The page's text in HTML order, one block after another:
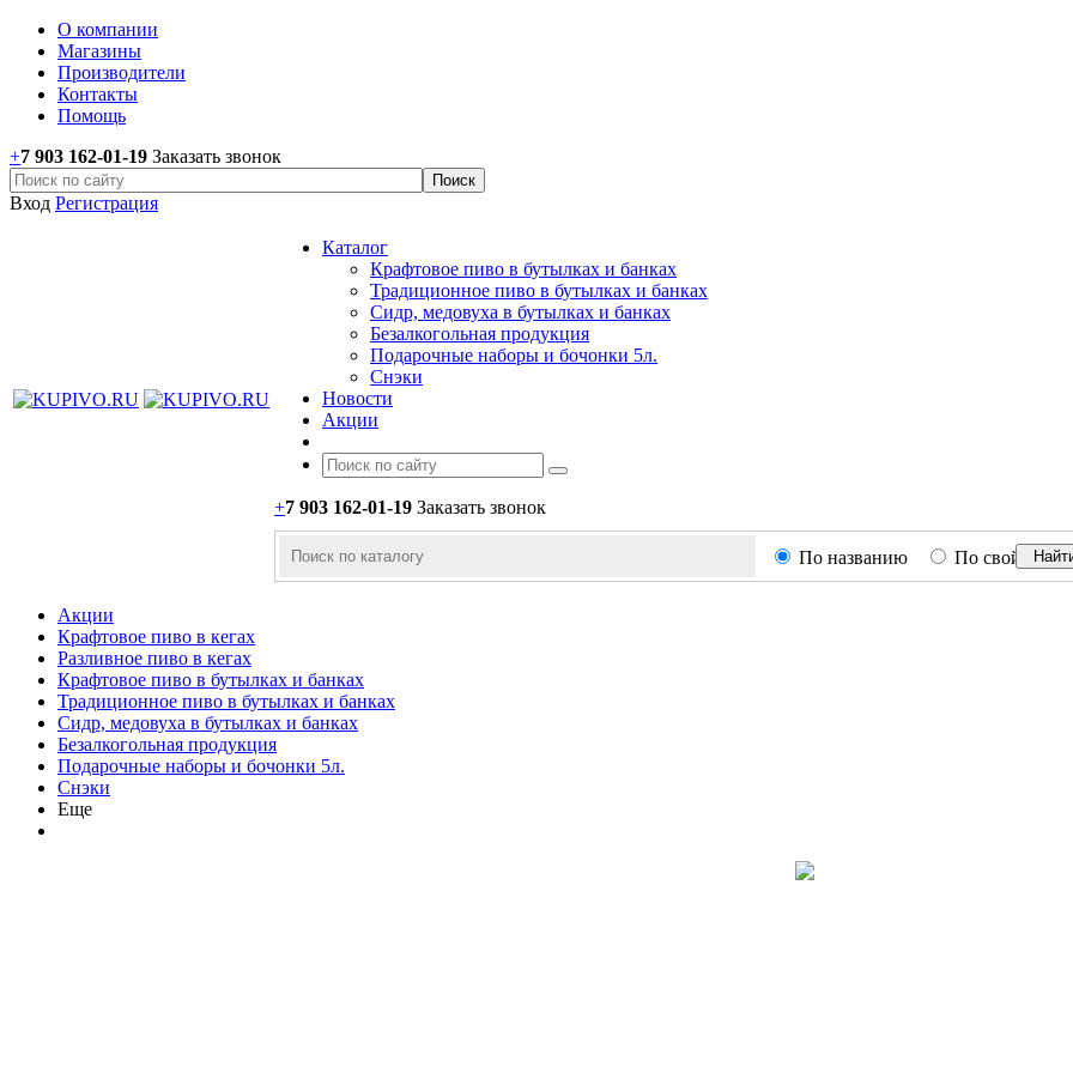
О компании
Магазины
Производители
Контакты
Помощь
+7 903 162-01-19 Заказать звонок
Вход Регистрация
Каталог
Крафтовое пиво в бутылках и банках
Традиционное пиво в бутылках и банках
Сидр, медовуха в бутылках и банках
Безалкогольная продукция
Подарочные наборы и бочонки 5л.
Снэки
Новости
Акции
+7 903 162-01-19 Заказать звонок
По названию По свойствам
Акции
Крафтовое пиво в кегах
Разливное пиво в кегах
Крафтовое пиво в бутылках и банках
Традиционное пиво в бутылках и банках
Сидр, медовуха в бутылках и банках
Безалкогольная продукция
Подарочные наборы и бочонки 5л.
Снэки
Еще